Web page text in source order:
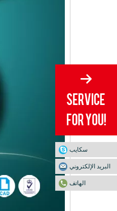
سكايب
البريد الإلكتروني
الهاتف